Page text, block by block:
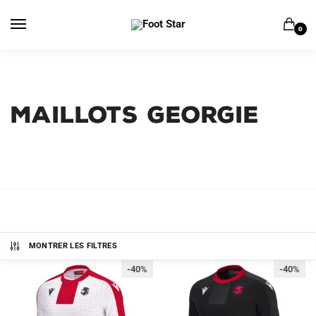
0
MAILLOTS GEORGIE
MONTRER LES FILTRES
-40% -40%